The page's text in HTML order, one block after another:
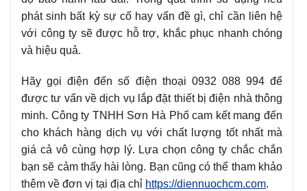
phát sinh bất kỳ sự cố hay vấn đề gì, chỉ cần liên hệ
với công ty sẽ được hỗ trợ, khắc phục nhanh chóng
và hiệu quả.
Hãy gọi điện đến số điện thoại 0932 088 994 để
được tư vấn về dịch vụ lắp đặt thiết bị điện nhà thông
minh. Công ty TNHH Sơn Hà Phố cam kết mang đến
cho khách hàng dịch vụ với chất lượng tốt nhất mà
giá cả vô cùng hợp lý. Lựa chọn công ty chắc chắn
bạn sẽ cảm thấy hài lòng. Bạn cũng có thể tham khảo
thêm về đơn vị tại địa chỉ https://diennuochcm.com.